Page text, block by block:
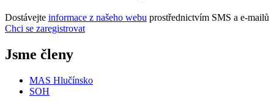
Dostávejte informace z našeho webu prostřednictvím SMS a e-mailů
Chci se zaregistrovat
Jsme členy
MAS Hlučínsko
SOH